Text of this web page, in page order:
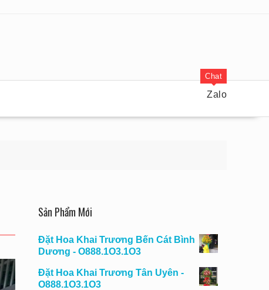
Chat
Zalo
Sản Phẩm Mới
Đặt Hoa Khai Trương Bến Cát Bình
Dương - O888.1O3.1O3
Đặt Hoa Khai Trương Tân Uyên -
O888.1O3.1O3